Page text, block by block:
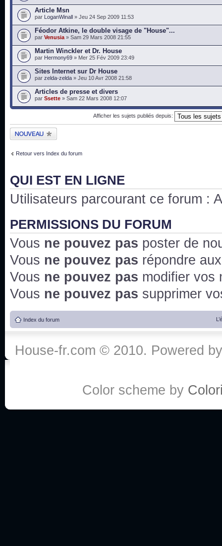
Article Msn
par LoganWinall » Jeu 24 Sep 2009 11:53
Féodor Atkine, le double visage de "House"...
par Venusia » Sam 29 Mars 2008 21:55
Martin Winckler et Dr. House
par Hermony69 » Mer 25 Fév 2009 23:49
Sites Internet sur Dr House
par zelda-zelda » Jeu 10 Avr 2008 21:58
Articles de presse et divers
par Ssette » Sam 22 Mars 2008 12:07
Afficher les sujets publiés depuis:
Publier un nouveau
sujet
Retour vers Index du forum
QUI EST EN LIGNE
Utilisateurs parcourant ce forum :
PERMISSIONS DU FORUM
Vous ne pouvez pas poster de
Vous ne pouvez pas répondre
Vous ne pouvez pas modifier vos
Vous ne pouvez pas supprimer
Index du forum
House-fr.com © 2010. Powered
Color scheme by